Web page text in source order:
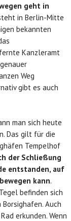
geht in
in Berlin-Mitte
bekannten
Kanzleramt
Weg
gibt es auch
man sich heute
Das gilt für die
Tempelhof
der Schließung
entstanden, auf
kann.
befinden sich
Auch
erkunden. Wenn